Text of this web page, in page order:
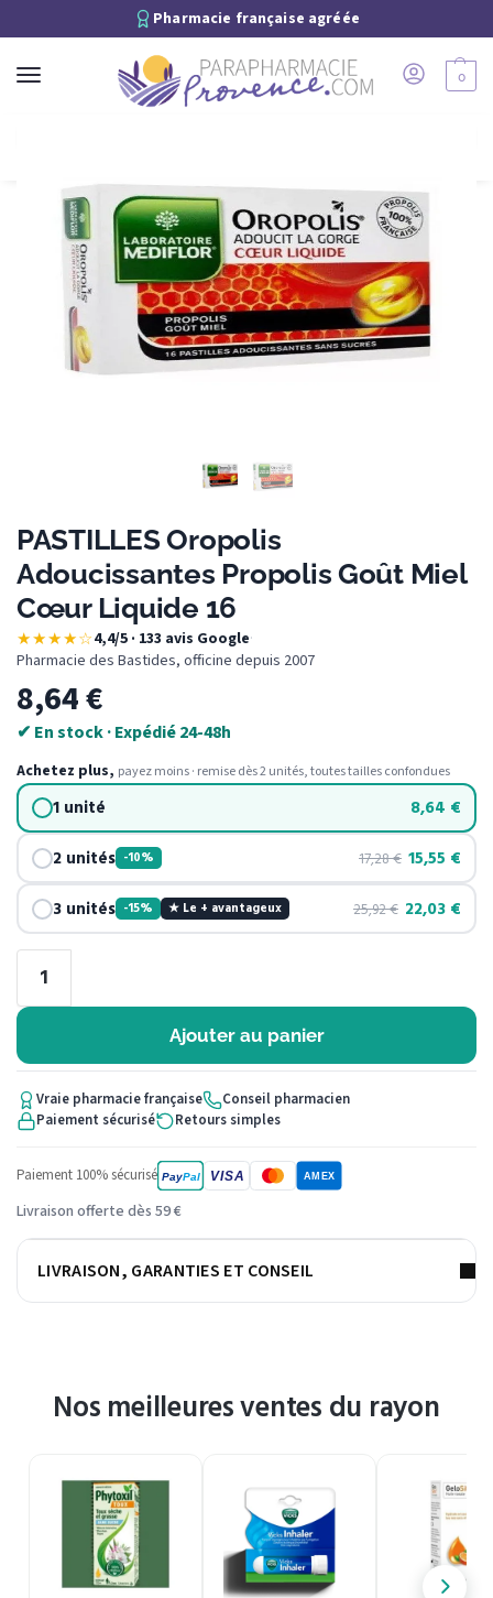
Pharmacie française agréée
0
PASTILLES Oropolis
Adoucissantes Propolis Goût Miel
Cœur Liquide 16
★★★★☆4,4/5 · 133 avis Google·
Pharmacie des Bastides, officine depuis 2007
8,64€
✔ En stock · Expédié 24-48h
Achetez plus, payez moins · remise dès 2 unités, toutes tailles confondues
1 unité 8,64 €
2 unités -10% 17,28€ 15,55 €
3 unités -15% ★ Le + avantageux 25,92€ 22,03 €
Ajouter au panier
Vraie pharmacie française
Conseil pharmacien
Paiement sécurisé
Retours simples
Paiement 100% sécurisé PayPal VISA AMEX
Livraison offerte dès 59 €
LIVRAISON, GARANTIES ET CONSEIL
Nos meilleures ventes du rayon